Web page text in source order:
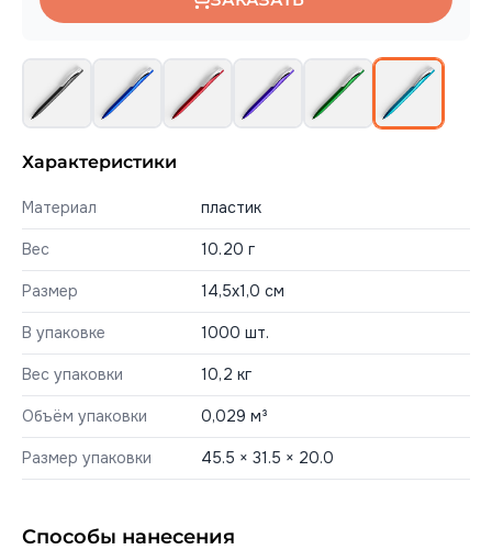
Характеристики
Материал пластик
Вес 10.20 г
Размер 14,5х1,0 см
В упаковке 1000 шт.
Вес упаковки 10,2 кг
Объём упаковки 0,029 м³
Размер упаковки 45.5 × 31.5 × 20.0
Способы нанесения